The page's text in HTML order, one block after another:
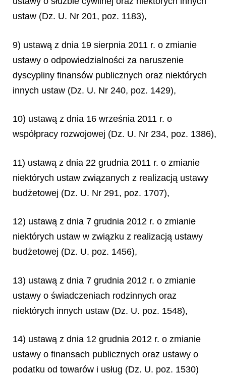
ustaw (Dz. U. Nr 201, poz. 1183),
9) ustawą z dnia 19 sierpnia 2011 r. o zmianie
ustawy o odpowiedzialności za naruszenie
dyscypliny finansów publicznych oraz niektórych
innych ustaw (Dz. U. Nr 240, poz. 1429),
10) ustawą z dnia 16 września 2011 r. o
współpracy rozwojowej (Dz. U. Nr 234, poz. 1386),
11) ustawą z dnia 22 grudnia 2011 r. o zmianie
niektórych ustaw związanych z realizacją ustawy
budżetowej (Dz. U. Nr 291, poz. 1707),
12) ustawą z dnia 7 grudnia 2012 r. o zmianie
niektórych ustaw w związku z realizacją ustawy
budżetowej (Dz. U. poz. 1456),
13) ustawą z dnia 7 grudnia 2012 r. o zmianie
ustawy o świadczeniach rodzinnych oraz
niektórych innych ustaw (Dz. U. poz. 1548),
14) ustawą z dnia 12 grudnia 2012 r. o zmianie
ustawy o finansach publicznych oraz ustawy o
podatku od towarów i usług (Dz. U. poz. 1530)